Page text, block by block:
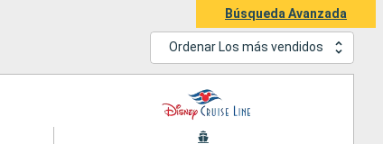
Búsqueda Avanzada
Ordenar Los más vendidos